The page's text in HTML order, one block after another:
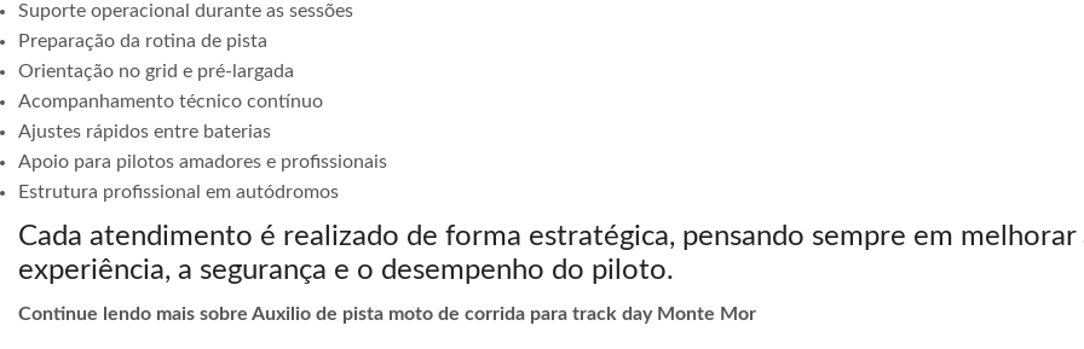
Suporte operacional durante as sessões
Preparação da rotina de pista
Orientação no grid e pré-largada
Acompanhamento técnico contínuo
Ajustes rápidos entre baterias
Apoio para pilotos amadores e profissionais
Estrutura profissional em autódromos
Cada atendimento é realizado de forma estratégica, pensando sempre em melhorar
experiência, a segurança e o desempenho do piloto.
Continue lendo mais sobre Auxilio de pista moto de corrida para track day Monte Mor